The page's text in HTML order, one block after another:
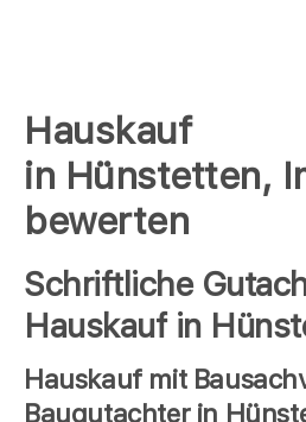
Hauskauf
in Hünstetten,
bewerten
Schriftliche
Hauskauf in
Hauskauf mit
Baugutachter in